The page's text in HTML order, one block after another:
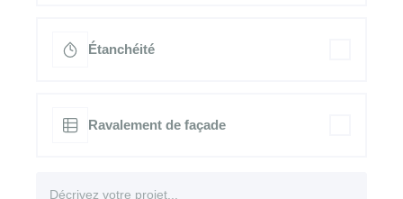
Étanchéité
Ravalement de façade